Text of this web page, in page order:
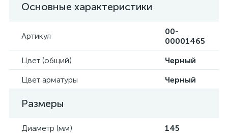
Основные характеристики
Артикул
00-
00001465
Цвет (общий)
Черный
Цвет арматуры
Черный
Размеры
Диаметр (мм) 145